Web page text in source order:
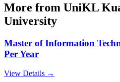
More from UniKL
University
Master of Information
Per Year
View Details →